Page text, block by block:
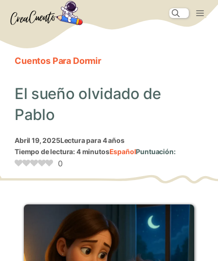
Cuentos Para Dormir
El sueño olvidado de
Pablo
abril 19, 2025Lectura para 4 años
Tiempo de lectura: 4 minutosEspañolPuntuación:
0